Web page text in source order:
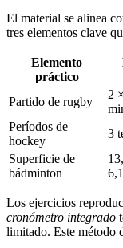
El material se alinea
tres elementos clave
Elemento
práctico
Partido de rugby
2
Períodos de
hockey
3
Superficie de
bádminton
Los ejercicios
cronómetro integrado
limitado. Este método